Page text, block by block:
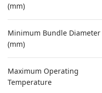
(mm)
Minimum Bundle Diameter
(mm)
Maximum Operating
Temperature